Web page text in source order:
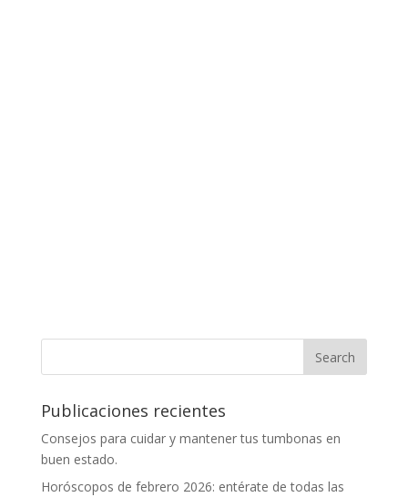
Publicaciones recientes
Consejos para cuidar y mantener tus tumbonas en
buen estado.
Horóscopos de febrero 2026: entérate de todas las